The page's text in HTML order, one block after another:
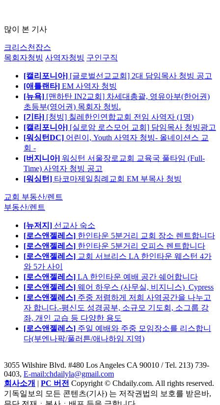
많이 본 기사
크리스천잡스
목회자청빙 사역자청빙 구인구직
[캘리포니아] [글로벌선교교회] 2대 담임목사 청빙 공고
[애틀랜타] EM 사역자 청빙
[뉴욕] [맨하탄 IN2교회] 차세대총괄, 영유아부(한어권)
초등부(영어권) 목회자 청빙.
[기타] [청빙] 칠레한인연합교회 전임 사역자 (1명)
[캘리포니아] [실로암 로스모어 교회] 담임목사 청빙광고
[워싱턴DC] 어린이, Youth 사역자 청빙- 올네이션스 교
회 -
[버지니아] 워싱턴 서울장로교회 교육국 풀타임 (Full-
Time) 사역자 청빙 공고
[워싱턴] 타코마제일침례교회 EM 부목사 청빙
교회 부동산/렌트
부동산/렌트
[뉴저지] 선교사 숙소
[로스앤젤레스] 한인타운 5분거리 교회 장소 렌트합니다
[로스앤젤레스] 한인타운 5분거리 오피스 렌트합니다
[로스앤젤레스] 교회 서브리스 LA 한인타운 웨스턴 4가
와 5가 사이
[로스앤젤레스] LA 한인타운 예배 공간 쉐어합니다
[로스앤젤레스] 웨어 하우스 (사무실, 비지니스)_Cypress
[로스앤젤레스] 주중 저렴하게 저희 사역공간을 나누고
자 합니다.-평신도 성경공부, 소규모 기도회, 소그룹 강
좌, 개인 교습 등 다양한 용도
[로스앤젤레스] 주일 예배와 주중 모임장소를 리스합니
다(부엔나팍/풀러튼/애나하임 지역)
3055 Wilshire Blvd. #480 Los Angeles CA 90010 / Tel. 213) 739-
0403, E-mail:chdailyla@gmail.com
회사소개 | PC 버전 Copyright © Chdaily.com. All rights reserved.
기독일보의 모든 콘텐츠(기사) 는 저작권법의 보호를 받은바,